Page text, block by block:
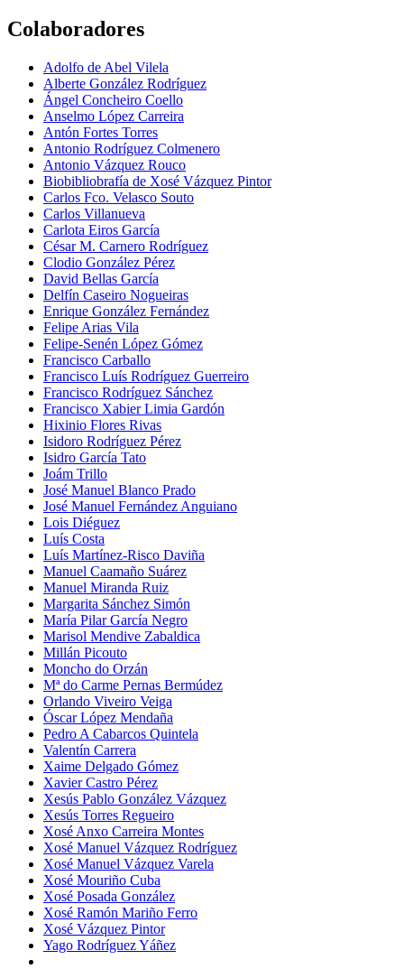
Colaboradores
Adolfo de Abel Vilela
Alberte González Rodríguez
Ángel Concheiro Coello
Anselmo López Carreira
Antón Fortes Torres
Antonio Rodríguez Colmenero
Antonio Vázquez Rouco
Biobibliobrafía de Xosé Vázquez Pintor
Carlos Fco. Velasco Souto
Carlos Villanueva
Carlota Eiros García
César M. Carnero Rodríguez
Clodio González Pérez
David Bellas García
Delfín Caseiro Nogueiras
Enrique González Fernández
Felipe Arias Vila
Felipe-Senén López Gómez
Francisco Carballo
Francisco Luís Rodríguez Guerreiro
Francisco Rodríguez Sánchez
Francisco Xabier Limia Gardón
Hixinio Flores Rivas
Isidoro Rodríguez Pérez
Isidro García Tato
Joám Trillo
José Manuel Blanco Prado
José Manuel Fernández Anguiano
Lois Diéguez
Luís Costa
Luís Martínez-Risco Daviña
Manuel Caamaño Suárez
Manuel Miranda Ruiz
Margarita Sánchez Simón
María Pilar García Negro
Marisol Mendive Zabaldica
Millán Picouto
Moncho do Orzán
Mª do Carme Pernas Bermúdez
Orlando Viveiro Veiga
Óscar López Mendaña
Pedro A Cabarcos Quintela
Valentín Carrera
Xaime Delgado Gómez
Xavier Castro Pérez
Xesús Pablo González Vázquez
Xesús Torres Regueiro
Xosé Anxo Carreira Montes
Xosé Manuel Vázquez Rodríguez
Xosé Manuel Vázquez Varela
Xosé Mouriño Cuba
Xosé Posada González
Xosé Ramón Mariño Ferro
Xosé Vázquez Pintor
Yago Rodríguez Yáñez